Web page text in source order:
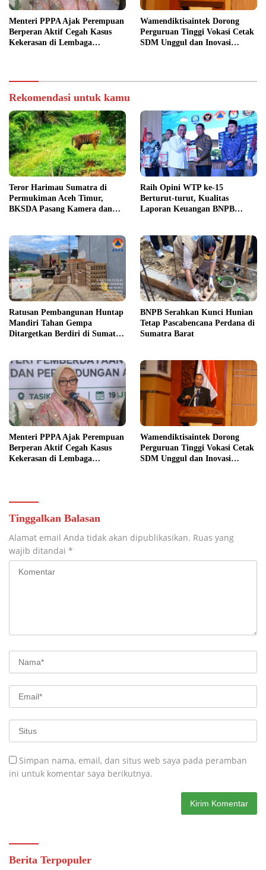
Menteri PPPA Ajak Perempuan
Berperan Aktif Cegah Kasus
Kekerasan di Lembaga
Wamendiktisaintek Dorong
Perguruan Tinggi Vokasi Cetak
SDM Unggul dan Inovasi
Rekomendasi untuk kamu
Teror Harimau Sumatra di
Permukiman Aceh Timur,
BKSDA Pasang Kamera dan
Raih Opini WTP ke-15
Berturut-turut, Kualitas
Laporan Keuangan BNPB
Ratusan Pembangunan Huntap
Mandiri Tahan Gempa
Ditargetkan Berdiri di Sumatra
BNPB Serahkan Kunci Hunian
Tetap Pascabencana Perdana di
Sumatra Barat
Menteri PPPA Ajak Perempuan
Berperan Aktif Cegah Kasus
Kekerasan di Lembaga
Wamendiktisaintek Dorong
Perguruan Tinggi Vokasi Cetak
SDM Unggul dan Inovasi
Tinggalkan Balasan
Alamat email Anda tidak akan dipublikasikan. Ruas yang
wajib ditandai *
Simpan nama, email, dan situs web saya pada peramban
ini untuk komentar saya berikutnya.
Berita Terpopuler